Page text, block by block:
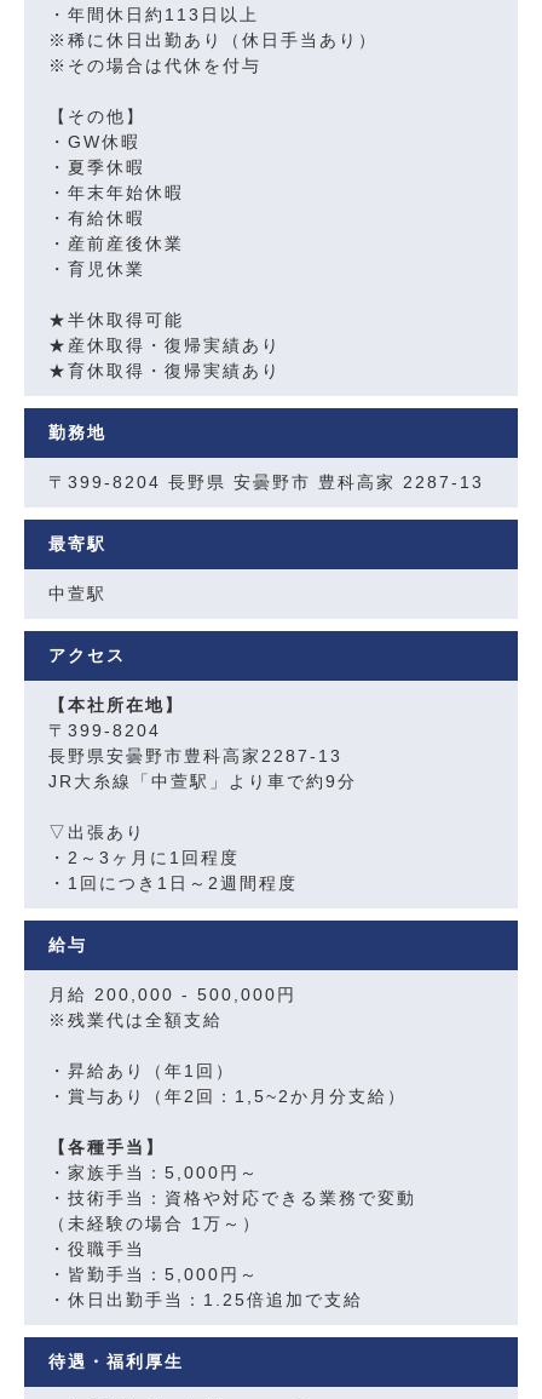
・年間休日約113日以上
※稀に休日出勤あり（休日手当あり）
※その場合は代休を付与
【その他】
・GW休暇
・夏季休暇
・年末年始休暇
・有給休暇
・産前産後休業
・育児休業
★半休取得可能
★産休取得・復帰実績あり
★育休取得・復帰実績あり
勤務地
〒399-8204 長野県 安曇野市 豊科高家 2287-13
最寄駅
中萱駅
アクセス
【本社所在地】
〒399-8204
長野県安曇野市豊科高家2287-13
JR大糸線「中萱駅」より車で約9分
▽出張あり
・2～3ヶ月に1回程度
・1回につき1日～2週間程度
給与
月給 200,000 - 500,000円
※残業代は全額支給
・昇給あり（年1回）
・賞与あり（年2回：1,5~2か月分支給）
【各種手当】
・家族手当：5,000円～
・技術手当：資格や対応できる業務で変動
（未経験の場合 1万～）
・役職手当
・皆勤手当：5,000円～
・休日出勤手当：1.25倍追加で支給
待遇・福利厚生